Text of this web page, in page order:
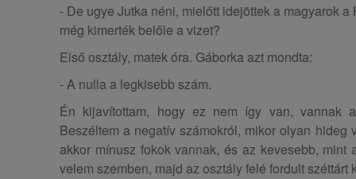
- De ugye Jutka néni, mielőtt idejöttek a magyarok
még kimerték belőle a vizet?
Első osztály, matek óra. Gáborka azt mondta:
- A nulla a legkisebb szám.
Én kijavítottam, hogy ez nem így van, vannak
Beszéltem a negatív számokról, mikor olyan hideg
akkor mínusz fokok vannak, és az kevesebb, mint
velem szemben, majd az osztály felé fordult széttárt